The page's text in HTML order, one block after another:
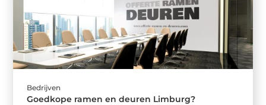
Bedrijven
Goedkope ramen en deuren Limburg?